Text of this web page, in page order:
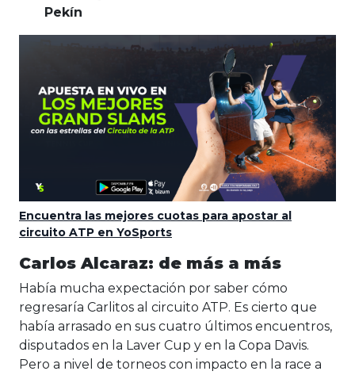
Pekín
Encuentra las mejores cuotas para apostar al
circuito ATP en YoSports
Carlos Alcaraz: de más a más
Había mucha expectación por saber cómo
regresaría Carlitos al circuito ATP. Es cierto que
había arrasado en sus cuatro últimos encuentros,
disputados en la Laver Cup y en la Copa Davis.
Pero a nivel de torneos con impacto en la race a